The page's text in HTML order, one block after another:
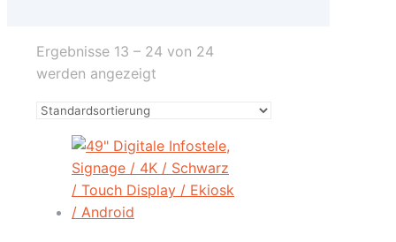
Ergebnisse 13 – 24 von 24
werden angezeigt